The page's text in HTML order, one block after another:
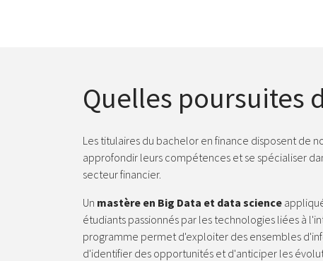
Quelles poursuites
Les titulaires du bachelor en finance disposent de
approfondir leurs compétences et se spécialiser
secteur financier.
Un mastère en Big Data et data science
étudiants passionnés par les technologies liées à
programme permet d'exploiter des ensembles
d'identifier des opportunités et d'anticiper les